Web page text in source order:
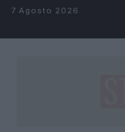
Salta al contenuto
7 Agosto 2026